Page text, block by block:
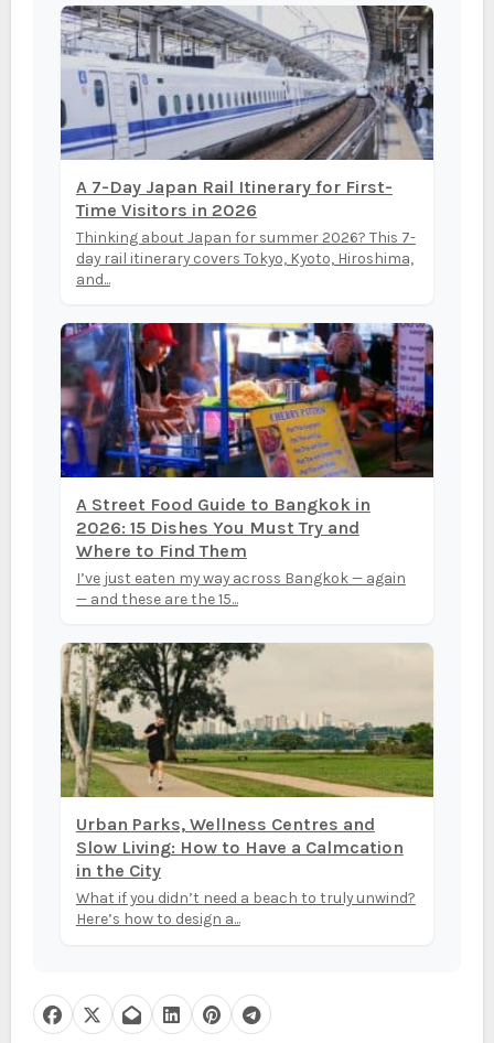
A 7-Day Japan Rail Itinerary for First-
Time Visitors in 2026
Thinking about Japan for summer 2026? This 7-
day rail itinerary covers Tokyo, Kyoto, Hiroshima,
and...
A Street Food Guide to Bangkok in
2026: 15 Dishes You Must Try and
Where to Find Them
I’ve just eaten my way across Bangkok — again
— and these are the 15...
Urban Parks, Wellness Centres and
Slow Living: How to Have a Calmcation
in the City
What if you didn’t need a beach to truly unwind?
Here’s how to design a...